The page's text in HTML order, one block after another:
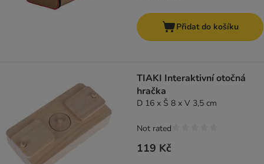
Přidat do košíku
TIAKI Interaktivní otočná
hračka
D 16 x Š 8 x V 3,5 cm
119 Kč
Not rated